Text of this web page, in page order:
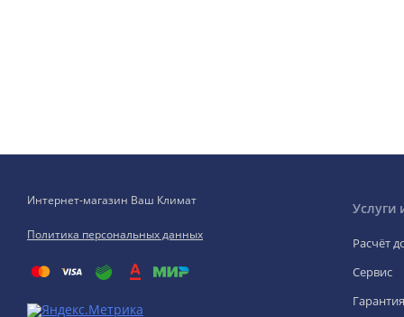
Интернет-магазин Ваш Климат
Политика персональных данных
Услуги
Расчёт
Сервис
Гарантия